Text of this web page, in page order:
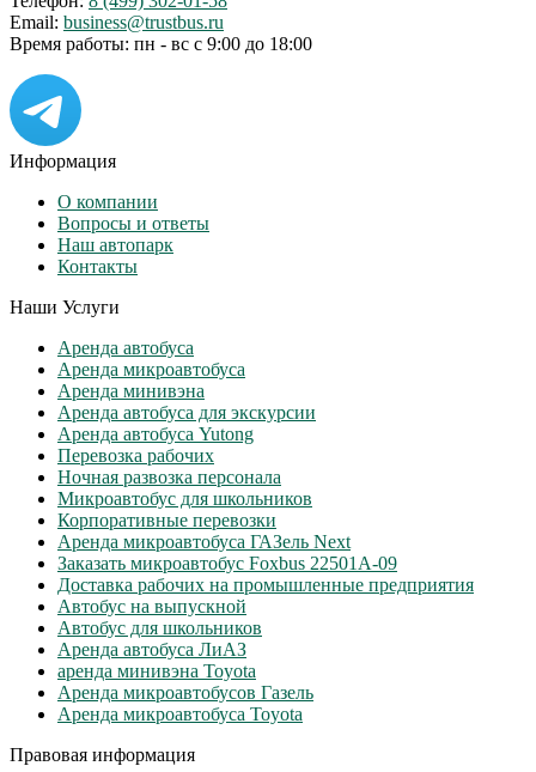
Email: business@trustbus.ru
Время работы: пн - вс с 9:00 до 18:00
Информация
О компании
Вопросы и ответы
Наш автопарк
Контакты
Наши Услуги
Аренда автобуса
Аренда микроавтобуса
Аренда минивэна
Аренда автобуса для экскурсии
Аренда автобуса Yutong
Перевозка рабочих
Ночная развозка персонала
Микроавтобус для школьников
Корпоративные перевозки
Аренда микроавтобуса ГАЗель Next
Заказать микроавтобус Foxbus 22501А-09
Доставка рабочих на промышленные предприятия
Автобус на выпускной
Автобус для школьников
Аренда автобуса ЛиАЗ
аренда минивэна Toyota
Аренда микроавтобусов Газель
Аренда микроавтобуса Toyota
Правовая информация